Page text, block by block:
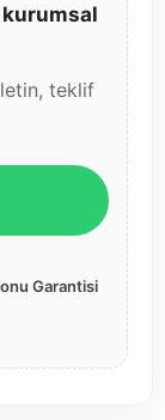
kurumsal
teklif
Garantisi